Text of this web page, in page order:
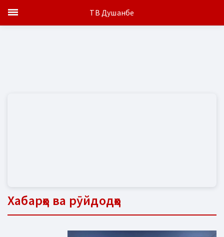
Хабарҳо ва рӯйдодҳо
ТВ Душанбе